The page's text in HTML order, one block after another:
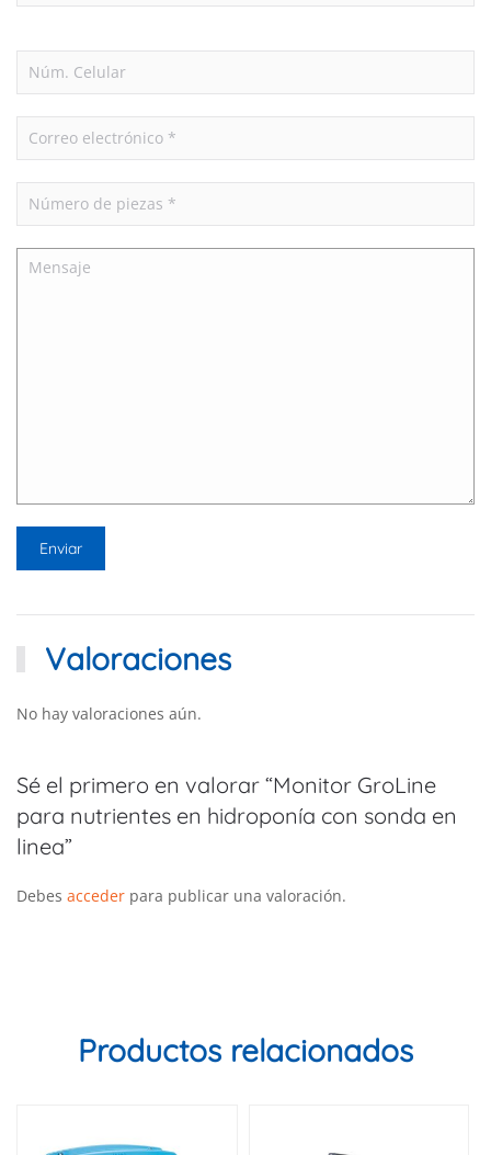
Valoraciones
No hay valoraciones aún.
Sé el primero en valorar “Monitor GroLine
para nutrientes en hidroponía con sonda en
linea”
Debes acceder para publicar una valoración.
Productos relacionados